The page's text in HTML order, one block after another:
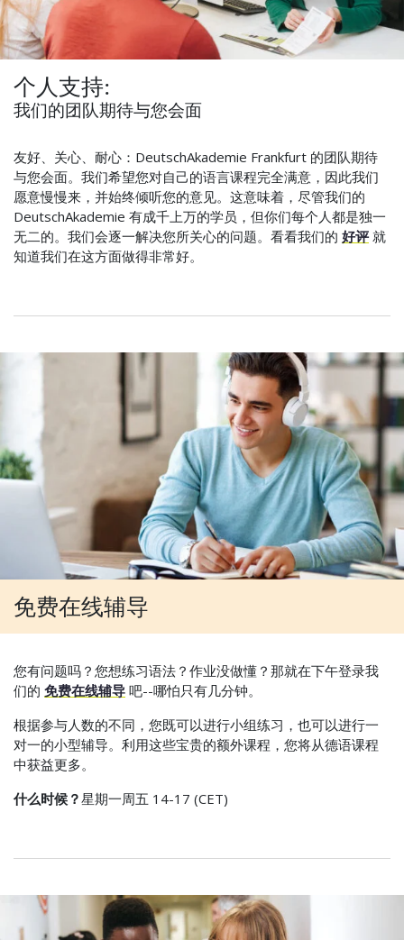
个人支持:
我们的团队期待与您会面
友好、关心、耐心：DeutschAkademie Frankfurt 的团队期待
与您会面。我们希望您对自己的语言课程完全满意，因此我们
愿意慢慢来，并始终倾听您的意见。这意味着，尽管我们的
DeutschAkademie 有成千上万的学员，但你们每个人都是独一
无二的。我们会逐一解决您所关心的问题。看看我们的 好评就
知道我们在这方面做得非常好。
免费在线辅导
您有问题吗？您想练习语法？作业没做懂？那就在下午登录我
们的 免费在线辅导 吧--哪怕只有几分钟。
根据参与人数的不同，您既可以进行小组练习，也可以进行一
对一的小型辅导。利用这些宝贵的额外课程，您将从德语课程
中获益更多。
什么时候？星期一周五 14-17 (CET)